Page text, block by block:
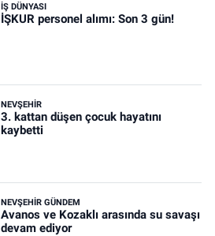
İŞ DÜNYASI
İŞKUR personel alımı: Son 3 gün!
NEVŞEHIR
3. kattan düşen çocuk hayatını
kaybetti
NEVŞEHIR GÜNDEM
Avanos ve Kozaklı arasında su savaşı
devam ediyor